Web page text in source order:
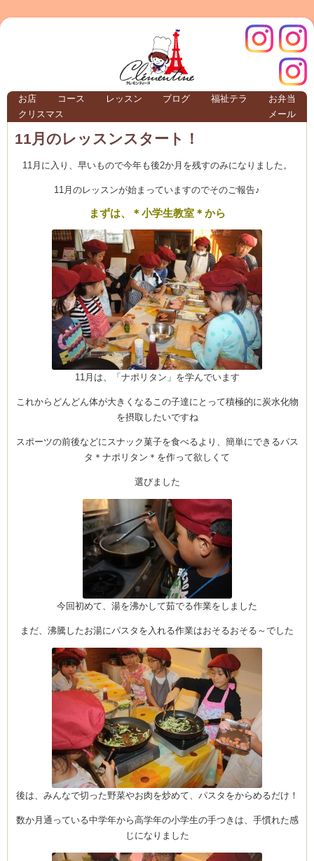
クレモンティーヌ – 新百合ヶ丘の料理教
by CEDO)
お店 コース レッスン ブログ 福祉テラ
お弁当
クリスマス
メール
インス
クレモ
ンティ
インス
11月のレッスンスタート！
11月に入り、早いもので今年も後2か月を残すのみになりました。
11月のレッスンが始まっていますのでそのご報告♪
まずは、＊小学生教室＊から
11月は、「ナポリタン」を学んでいます
これからどんどん体が大きくなるこの子達にとって積極的に炭水化物
を摂取したいですね
スポーツの前後などにスナック菓子を食べるより、簡単にできるパス
タ＊ナポリタン＊を作って欲しくて
選びました
今回初めて、湯を沸かして茹でる作業をしました
まだ、沸騰したお湯にパスタを入れる作業はおそるおそる～でした
後は、みんなで切った野菜やお肉を炒めて、パスタをからめるだけ！
数か月通っている中学年から高学年の小学生の手つきは、手慣れた感
じになりました